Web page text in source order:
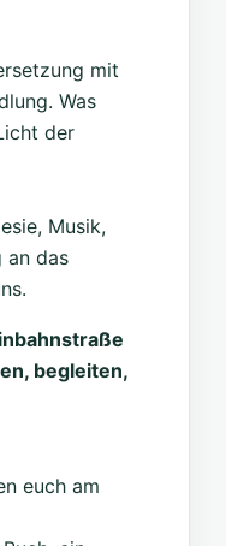
mit
Was
der
Musik,
an das
begleiten,
euch am